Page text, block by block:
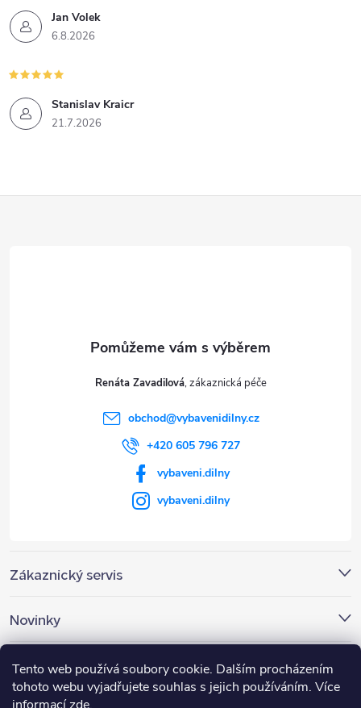
Tento web používá soubory cookie. Dalším procházením
tohoto webu vyjadřujete souhlas s jejich používáním. Více
Jan Volek
6.8.2026
Stanislav Kraicr
21.7.2026
Zákaznický servis
Novinky
Nákupní košík
Renáta Zavadilová
obchod@vybavenidilny.cz
+420 605 796 727
vybaveni.dilny
vybaveni.dilny